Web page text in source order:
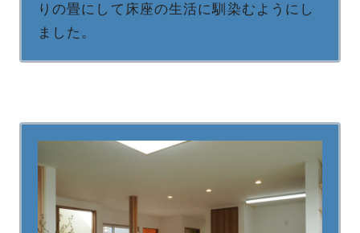
りの畳にして床座の生活に馴染むようにし
ました。